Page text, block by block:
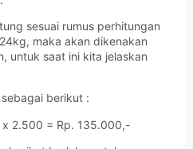
sesuai rumus perhitungan
maka akan dikenakan
untuk saat ini kita jelaskan
berikut :
2.500 = Rp. 135.000,-